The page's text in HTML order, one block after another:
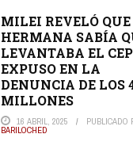
MILEI REVELÓ QUE
HERMANA SABÍA
LEVANTABA EL
EXPUSO EN LA
DENUNCIA DE LOS
MILLONES
16 ABRIL, 2025 PUBLICADO
BARILOCHED